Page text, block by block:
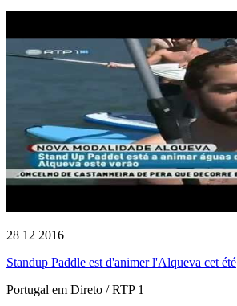
28 12 2016
Standup Paddle est d'animer l'Alqueva cet été
Portugal em Direto / RTP 1